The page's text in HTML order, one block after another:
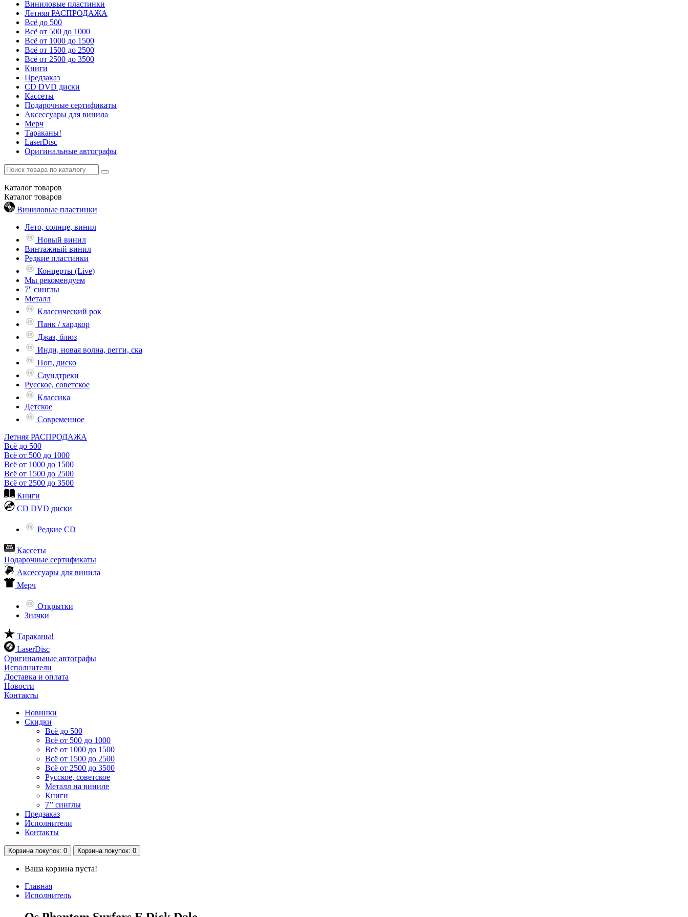
Виниловые пластинки
Летняя РАСПРОДАЖА
Всё до 500
Всё от 500 до 1000
Всё от 1000 до 1500
Всё от 1500 до 2500
Всё от 2500 до 3500
Книги
Предзаказ
CD DVD диски
Кассеты
Подарочные сертификаты
Аксессуары для винила
Мерч
Тараканы!
LaserDisc
Оригинальные автографы
Каталог товаров
Каталог товаров
Виниловые пластинки
Лето, солнце, винил
Новый винил
Винтажный винил
Редкие пластинки
Концерты (Live)
Мы рекомендуем
7'' синглы
Металл
Классический рок
Панк / хардкор
Джаз, блюз
Инди, новая волна, регги, ска
Поп, диско
Саундтреки
Русское, советское
Классика
Детское
Современное
Летняя РАСПРОДАЖА
Всё до 500
Всё от 500 до 1000
Всё от 1000 до 1500
Всё от 1500 до 2500
Всё от 2500 до 3500
Книги
CD DVD диски
Редкие CD
Кассеты
Подарочные сертификаты
Аксессуары для винила
Мерч
Открытки
Значки
Тараканы!
LaserDisc
Оригинальные автографы
Исполнители
Доставка и оплата
Новости
Контакты
Новинки
Скидки
Всё до 500
Всё от 500 до 1000
Всё от 1000 до 1500
Всё от 1500 до 2500
Всё от 2500 до 3500
Русское, советское
Металл на виниле
Книги
7’’ синглы
Предзаказ
Исполнители
Контакты
Корзина покупок: 0 Корзина покупок: 0
Ваша корзина пуста!
Главная
Исполнитель